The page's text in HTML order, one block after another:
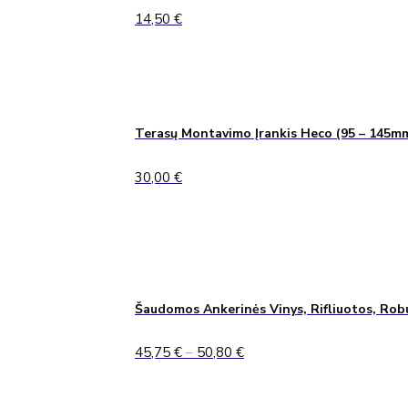
14,50 €
Terasų Montavimo Įrankis Heco (95 –
30,00 €
Šaudomos Ankerinės Vinys, Rifliuotos,
45,75 € – 50,80 €Price